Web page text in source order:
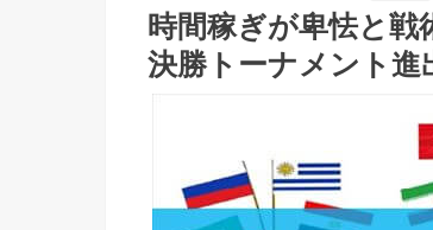
時間稼ぎが卑怯と戦
決勝トーナメント進